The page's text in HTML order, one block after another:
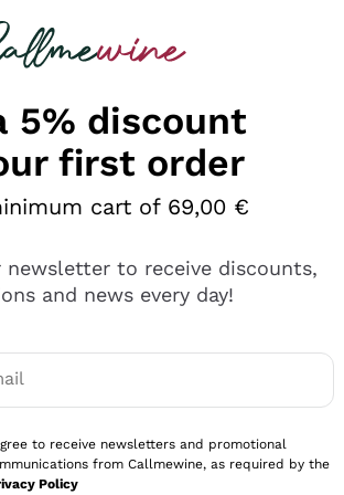
5% discount
first order
cart of 69,00 €
newsletter to receive discounts,
and news every day!
to receive newsletters and promotional
from Callmewine, as required by the
Policy